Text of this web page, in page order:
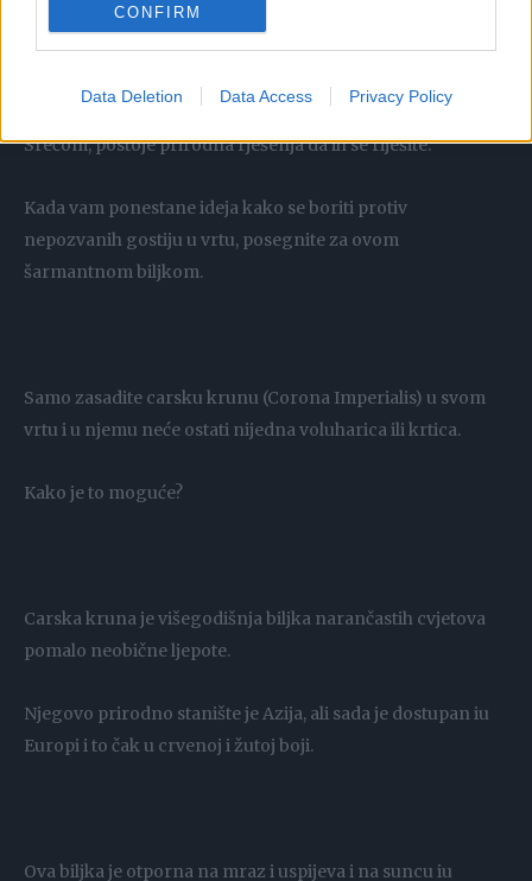
CONFIRM
Data Deletion Data Access Privacy Policy
Ove male štetočine vječna su mora vrtlara.
Srećom, postoje prirodna rješenja da ih se riješite.
Kada vam ponestane ideja kako se boriti protiv
nepozvanih gostiju u vrtu, posegnite za ovom
šarmantnom biljkom.
Samo zasadite carsku krunu (Corona Imperialis) u svom
vrtu i u njemu neće ostati nijedna voluharica ili krtica.
Kako je to moguće?
Carska kruna je višegodišnja biljka narančastih cvjetova
pomalo neobične ljepote.
Njegovo prirodno stanište je Azija, ali sada je dostupan iu
Europi i to čak u crvenoj i žutoj boji.
Ova biljka je otporna na mraz i uspijeva i na suncu iu